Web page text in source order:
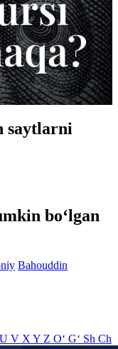
saytlarni
bo‘lgan
Bahouddin
U V X Y Z O‘ G‘ Sh Ch